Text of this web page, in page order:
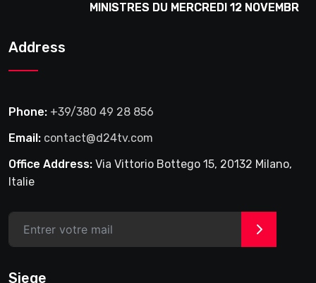
MINISTRES DU MERCREDI 12 NOVEMBRE
Address
Phone: +39/380 49 28 856
Email: contact@d24tv.com
Office Address: Via Vittorio Bottego 15, 20132 Milano,
Italie
>
Siege